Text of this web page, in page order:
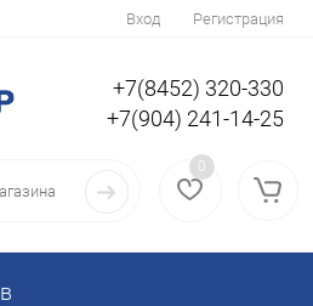
Вход Регистрация
+7(8452) 320-330
+7(904) 241-14-25
0